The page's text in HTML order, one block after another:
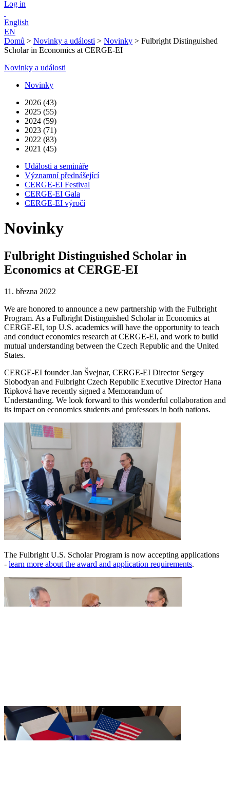
Log in
English
EN
Domů > Novinky a události > Novinky > Fulbright Distinguished
Scholar in Economics at CERGE-EI
Novinky a události
Novinky
2026 (43)
2025 (55)
2024 (59)
2023 (71)
2022 (83)
2021 (45)
Události a semináře
Významní přednášející
CERGE-EI Festival
CERGE-EI Gala
CERGE-EI výročí
Novinky
Fulbright Distinguished Scholar in
Economics at CERGE-EI
11. března 2022
We are honored to announce a new partnership with the Fulbright
Program. As a Fulbright Distinguished Scholar in Economics at
CERGE-EI, top U.S. academics will have the opportunity to teach
and conduct economics research at CERGE-EI, and work to build
mutual understanding between the Czech Republic and the United
States.
CERGE-EI founder Jan Švejnar, CERGE-EI Director Sergey
Slobodyan and Fulbright Czech Republic Executive Director Hana
Ripková have recently signed a Memorandum of
Understanding. We look forward to this wonderful collaboration and
its impact on economics students and professors in both nations.
The Fulbright U.S. Scholar Program is now accepting applications
- learn more about the award and application requirements.